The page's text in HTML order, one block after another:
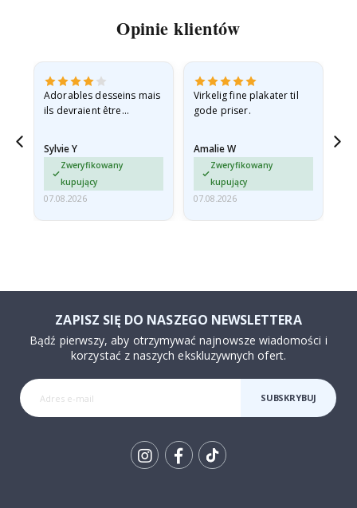
Opinie klientów
Adorables desseins mais
ils devraient être
enveloppe rigide car ils
sont arrivés roulés et un…
Sylvie Y
Zweryfikowany
kupujący
07.08.2026
Virkelig fine plakater til
gode priser.
Amalie W
Zweryfikowany
kupujący
07.08.2026
ZAPISZ SIĘ DO NASZEGO NEWSLETTERA
Bądź pierwszy, aby otrzymywać najnowsze wiadomości i
korzystać z naszych ekskluzywnych ofert.
SUBSKRYBUJ